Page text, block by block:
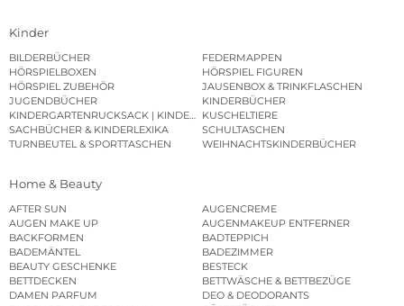
Kinder
BILDERBÜCHER
FEDERMAPPEN
HÖRSPIELBOXEN
HÖRSPIEL FIGUREN
HÖRSPIEL ZUBEHÖR
JAUSENBOX & TRINKFLASCHEN
JUGENDBÜCHER
KINDERBÜCHER
KINDERGARTENRUCKSACK | KINDERGARTENBEUTEL
KUSCHELTIERE
SACHBÜCHER & KINDERLEXIKA
SCHULTASCHEN
TURNBEUTEL & SPORTTASCHEN
WEIHNACHTSKINDERBÜCHER
Home & Beauty
AFTER SUN
AUGENCREME
AUGEN MAKE UP
AUGENMAKEUP ENTFERNER
BACKFORMEN
BADTEPPICH
BADEMÄNTEL
BADEZIMMER
BEAUTY GESCHENKE
BESTECK
BETTDECKEN
BETTWÄSCHE & BETTBEZÜGE
DAMEN PARFUM
DEO & DEODORANTS